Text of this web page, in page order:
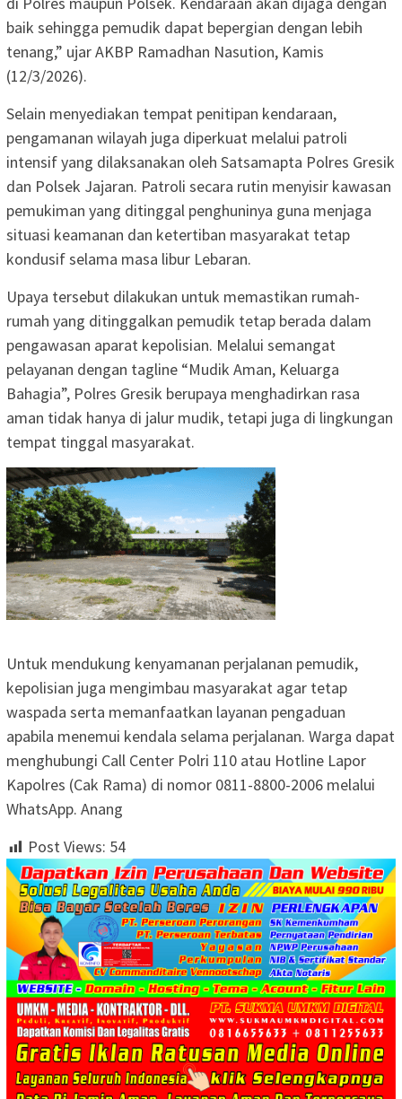
baik sehingga pemudik dapat bepergian dengan lebih
tenang,” ujar AKBP Ramadhan Nasution, Kamis
(12/3/2026).
Selain menyediakan tempat penitipan kendaraan,
pengamanan wilayah juga diperkuat melalui patroli
intensif yang dilaksanakan oleh Satsamapta Polres Gresik
dan Polsek Jajaran. Patroli secara rutin menyisir kawasan
pemukiman yang ditinggal penghuninya guna menjaga
situasi keamanan dan ketertiban masyarakat tetap
kondusif selama masa libur Lebaran.
Upaya tersebut dilakukan untuk memastikan rumah-
rumah yang ditinggalkan pemudik tetap berada dalam
pengawasan aparat kepolisian. Melalui semangat
pelayanan dengan tagline “Mudik Aman, Keluarga
Bahagia”, Polres Gresik berupaya menghadirkan rasa
aman tidak hanya di jalur mudik, tetapi juga di lingkungan
tempat tinggal masyarakat.
Untuk mendukung kenyamanan perjalanan pemudik,
kepolisian juga mengimbau masyarakat agar tetap
waspada serta memanfaatkan layanan pengaduan
apabila menemui kendala selama perjalanan. Warga dapat
menghubungi Call Center Polri 110 atau Hotline Lapor
Kapolres (Cak Rama) di nomor 0811-8800-2006 melalui
WhatsApp. Anang
Post Views: 54